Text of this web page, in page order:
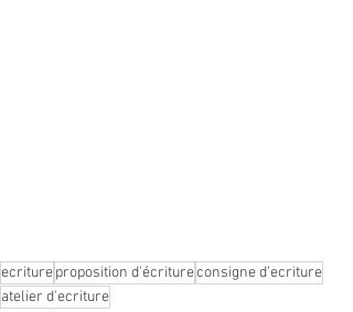
ecritureproposition d'écritureconsigne d'ecriture
atelier d'ecriture